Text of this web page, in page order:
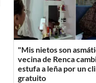
"Mis nietos son
vecina de Renca
estufa a leña por un
gratuito